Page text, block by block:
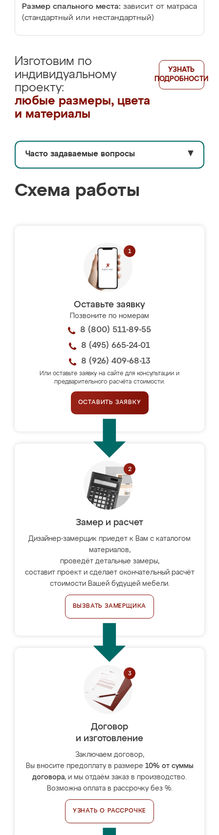
Размер спального места: зависит от матраса
(стандартный или нестандартный)
Изготовим по
индивидуальному
проекту:
любые размеры, цвета
и материалы
УЗНАТЬ
ПОДРОБНОСТИ
Часто задаваемые вопросы ▼
Схема работы
Оставьте заявку
Позвоните по номерам
8 (800) 511-89-55
8 (495) 665-24-01
8 (926) 409-68-13
Или оставьте заявку на сайте для консультации и
предварительного расчёта стоимости.
ОСТАВИТЬ ЗАЯВКУ
Замер и расчет
Дизайнер-замерщик приедет к Вам с каталогом
материалов,
проведёт детальные замеры,
составит проект и сделает окончательный расчёт
стоимости Вашей будущей мебели.
ВЫЗВАТЬ ЗАМЕРЩИКА
Договор
и изготовление
Заключаем договор,
Вы вносите предоплату в размере 10% от суммы
договора, и мы отдаём заказ в производство.
Возможна оплата в рассрочку без %.
УЗНАТЬ О РАССРОЧКЕ